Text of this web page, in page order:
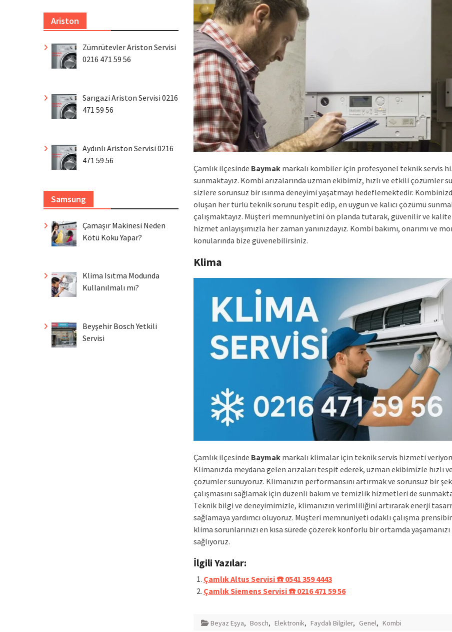
Çamlık ilçesinde Baymak markalı kombiler için profesyonel teknik servis
sunmaktayız. Kombi arızalarında uzman ekibimiz, hızlı ve etkili çözümler
sizlere sorunsuz bir ısınma deneyimi yaşatmayı hedeflemektedir.
oluşan her türlü teknik sorunu tespit edip, en uygun ve kalıcı çözümü
çalışmaktayız. Müşteri memnuniyetini ön planda tutarak, güvenilir ve
hizmet anlayışımızla her zaman yanınızdayız. Kombi bakımı, onarımı ve
konularında bize güvenebilirsiniz.
Klima
Çamlık ilçesinde Baymak markalı klimalar için teknik servis hizmeti
Klimanızda meydana gelen arızaları tespit ederek, uzman ekibimizle hızlı
çözümler sunuyoruz. Klimanızın performansını artırmak ve sorunsuz bir
çalışmasını sağlamak için düzenli bakım ve temizlik hizmetleri de
Teknik bilgi ve deneyimimizle, klimanızın verimliliğini artırarak enerji
sağlamaya yardımcı oluyoruz. Müşteri memnuniyeti odaklı çalışma
klima sorunlarınızı en kısa sürede çözerek konforlu bir ortamda yaşamanızı
sağlıyoruz.
İlgili Yazılar:
Çamlık Altus Servisi ☎️ 0541 359 4443
Çamlık Siemens Servisi ☎️ 0216 471 59 56
Beyaz Eşya, Bosch, Elektronik, Faydalı Bilgiler, Genel, Kombi
Ariston
Zümrütevler Ariston Servisi
0216 471 59 56
Sarıgazi Ariston Servisi 0216
471 59 56
Aydınlı Ariston Servisi 0216
471 59 56
Samsung
Çamaşır Makinesi Neden
Kötü Koku Yapar?
Klima Isıtma Modunda
Kullanılmalı mı?
Beyşehir Bosch Yetkili
Servisi